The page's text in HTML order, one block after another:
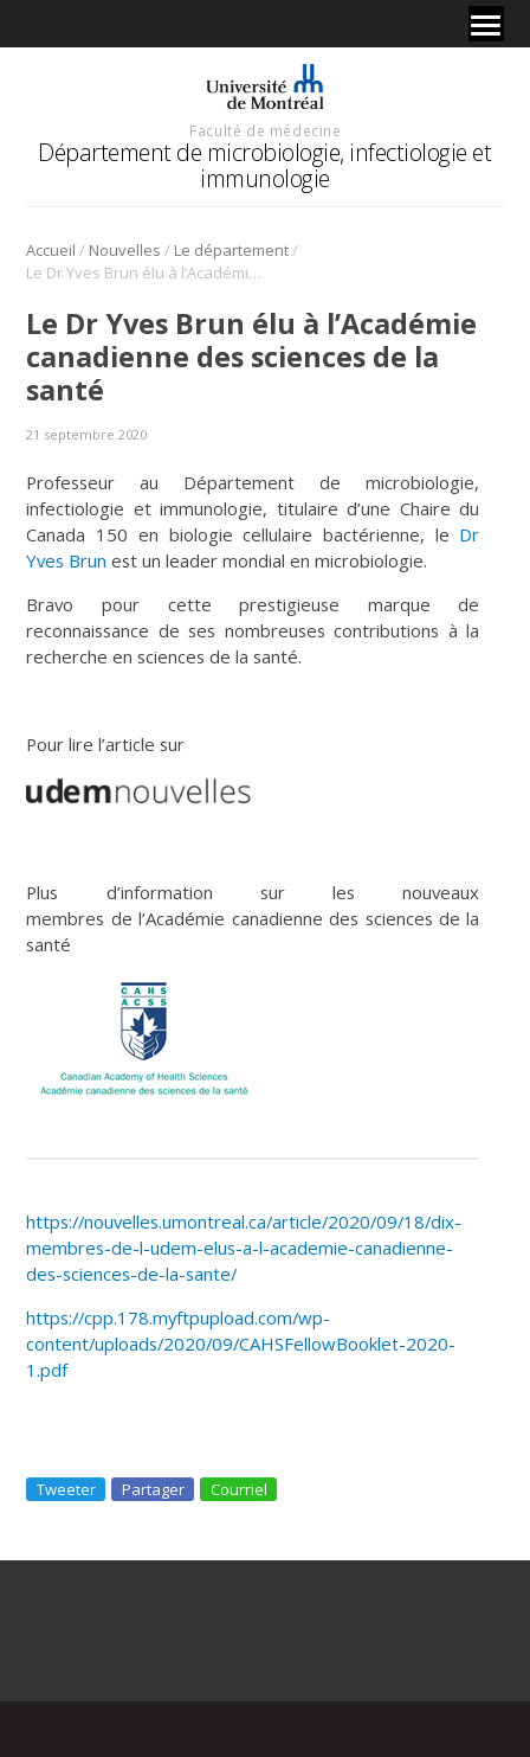
Faculté de médecine
Département de microbiologie, infectiologie et
immunologie
Accueil / Nouvelles / Le département/
Le Dr Yves Brun élu à l’Académie canadienne des sciences de la santé
Le Dr Yves Brun élu à l’Académie
canadienne des sciences de la
santé
21 septembre 2020
Professeur au Département de microbiologie,
infectiologie et immunologie, titulaire d’une Chaire du
Canada 150 en biologie cellulaire bactérienne, le Dr
Yves Brun est un leader mondial en microbiologie.
Bravo pour cette prestigieuse marque de
reconnaissance de ses nombreuses contributions à la
recherche en sciences de la santé.
Pour lire l’article sur
Plus d’information sur les nouveaux
membres de l’Académie canadienne des sciences de la
santé
https://nouvelles.umontreal.ca/article/2020/09/18/dix-
membres-de-l-udem-elus-a-l-academie-canadienne-
des-sciences-de-la-sante/
https://cpp.178.myftpupload.com/wp-
content/uploads/2020/09/CAHSFellowBooklet-2020-
1.pdf
Tweeter Partager Courriel